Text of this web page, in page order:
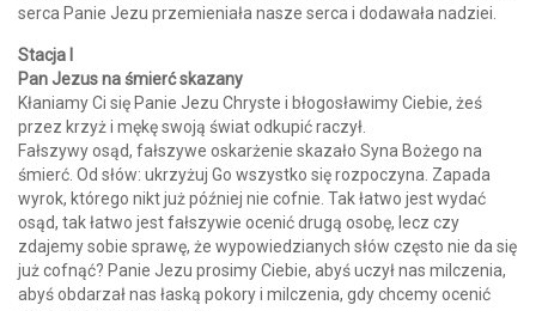
serca Panie Jezu przemieniała nasze serca i dodawała nadziei.
Stacja I
Pan Jezus na śmierć skazany
Kłaniamy Ci się Panie Jezu Chryste i błogosławimy Ciebie, żeś
przez krzyż i mękę swoją świat odkupić raczył.
Fałszywy osąd, fałszywe oskarżenie skazało Syna Bożego na
śmierć. Od słów: ukrzyżuj Go wszystko się rozpoczyna. Zapada
wyrok, którego nikt już później nie cofnie. Tak łatwo jest wydać
osąd, tak łatwo jest fałszywie ocenić drugą osobę, lecz czy
zdajemy sobie sprawę, że wypowiedzianych słów często nie da się
już cofnąć? Panie Jezu prosimy Ciebie, abyś uczył nas milczenia,
abyś obdarzał nas łaską pokory i milczenia, gdy chcemy ocenić